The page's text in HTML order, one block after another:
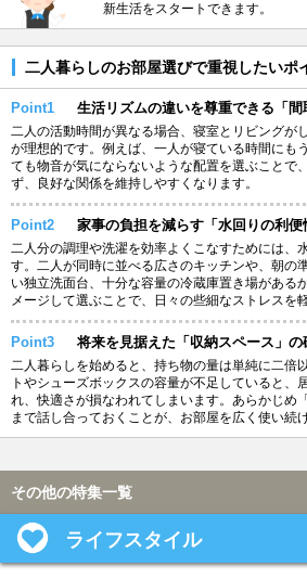
新生活をスタートできます。
二人暮らしのお部屋選びで重視したいポ
Point1 生活リズムの違いを尊重できる「間
二人の活動時間が異なる場合、寝室とリビングが
が理想的です。例えば、一人が寝ている時間にも
ても物音が気にならないような配置を選ぶことで
ず、良好な関係を維持しやすくなります。
Point2 家事の負担を減らす「水回りの利便
二人分の調理や洗濯を効率よくこなすためには、
す。二人が同時に並べる広さのキッチンや、朝の
い独立洗面台、十分な容量の冷蔵庫置き場がある
メージして選ぶことで、日々の些細なストレスを
Point3 将来を見据えた「収納スペース」の
二人暮らしを始めると、持ち物の量は単純に二倍
トやシューズボックスの容量が不足していると、
れ、快適さが損なわれてしまいます。あらかじめ
まで話し合っておくことが、お部屋を広く使い続
その他の特集一覧
ライフスタイル